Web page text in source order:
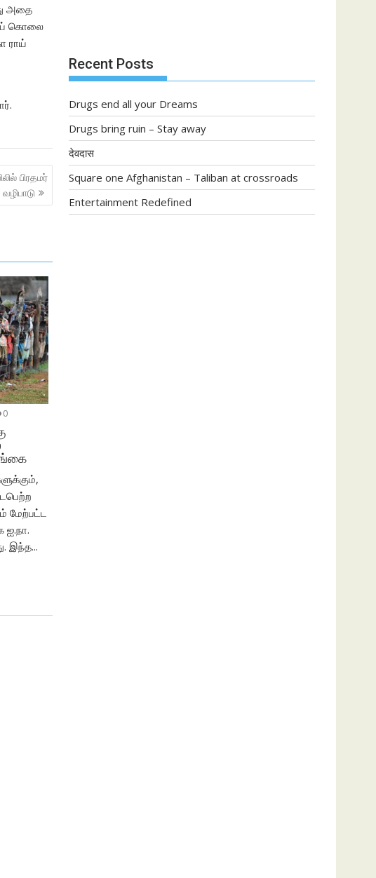
அதை
கொலை
ராய்
பிரதமர்
0
மேற்பட்ட
இந்த...
Recent Posts
Drugs end all your Dreams
Drugs bring ruin – Stay away
देवदास
Square one Afghanistan – Taliban at crossroads
Entertainment Redefined